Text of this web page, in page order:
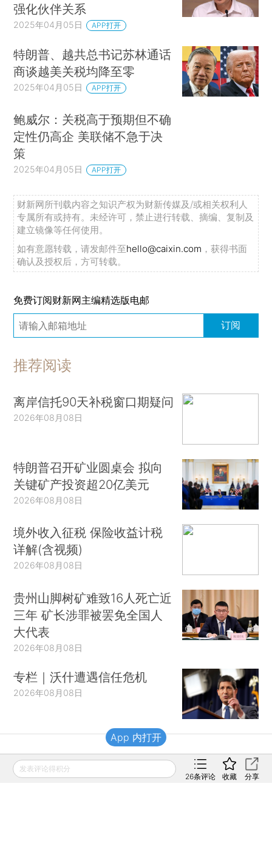
强化伙伴关系
2025年04月05日 APP打开
特朗普、越共总书记苏林通话
商谈越美关税均降至零
2025年04月05日 APP打开
鲍威尔：关税高于预期但不确
定性仍高企 美联储不急于决
策
2025年04月05日 APP打开
财新网所刊载内容之知识产权为财新传媒及/或相关权利人
专属所有或持有。未经许可，禁止进行转载、摘编、复制及
建立镜像等任何使用。
如有意愿转载，请发邮件至hello@caixin.com ，获得书面
确认及授权后，方可转载。
免费订阅财新网主编精选版电邮
订阅
推荐阅读
离岸信托90天补税窗口期疑问
2026年08月08日
特朗普召开矿业圆桌会 拟向
关键矿产投资超20亿美元
2026年08月08日
境外收入征税 保险收益计税
详解(含视频)
2026年08月08日
贵州山脚树矿难致16人死亡近
三年 矿长涉罪被罢免全国人
大代表
2026年08月08日
专栏｜沃什遭遇信任危机
2026年08月08日
财新移动
发表评论得积分
26条评论 收藏 分享
App 内打开